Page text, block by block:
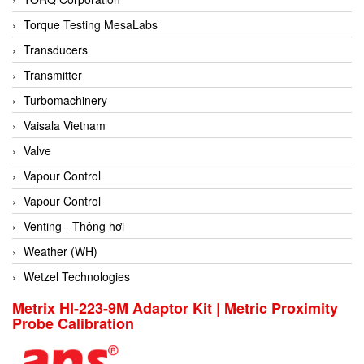
Conch
Conductix/ WAMPFLER
Contrec
Contrinex
Control Solution Minesota
Copeland
Cortem
Cosa Xentaur
Cosil
Coulton
Crouzet
Crowcon
Crutec Dust Zero Vietnam
Crydom
Torque Testing MesaLabs
Transducers
Transmitter
Turbomachinery
Vaisala Vietnam
Valve
Vapour Control
Vapour Control
Venting - Thông hơi
Weather (WH)
Wetzel Technologies
Metrix HI-223-9M Adaptor Kit | Metric Proximity
Probe Calibration